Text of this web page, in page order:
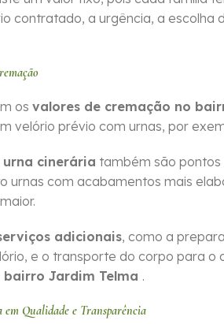
contratado, a urgência, a escolha
os valores de cremação no
velório prévio com urnas, por
cinerária também são pontos
urnas com acabamentos mais
adicionais, como a
e o transporte do corpo para
Jardim Telma .
Qualidade e Transparência